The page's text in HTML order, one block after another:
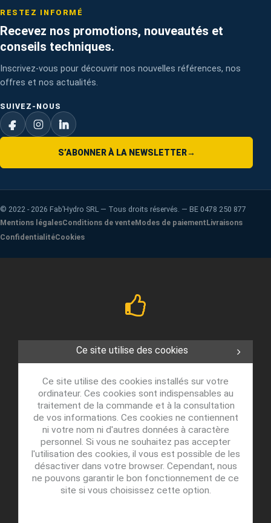
RESTEZ INFORMÉ
Recevez nos promotions, nouveautés et
conseils techniques.
Inscrivez-vous pour découvrir nos nouvelles références, nos
offres et nos actualités.
SUIVEZ-NOUS
S’ABONNER À LA NEWSLETTER→
© 2022 - 2026 Fab’Hydro SRL — Tous droits réservés. — BE 0478 250 877
Mentions légalesConditions de venteModes de paiementLivraisons
ConfidentialitéCookies
Ce site utilise des cookies
Ce site utilise des cookies installés sur votre
ordinateur. Ces cookies sont indispensables au
traitement de la commande et à la consultation
de vos informations. Ces cookies ne contiennent
ni votre nom ni d'autres données à caractère
personnel. Si vous ne souhaitez pas accepter
l'utilisation des cookies, il vous est possible de les
désactiver dans votre browser. Cependant, nous
ne pouvons garantir le bon fonctionnement de ce
site si vous choisissez cette option.